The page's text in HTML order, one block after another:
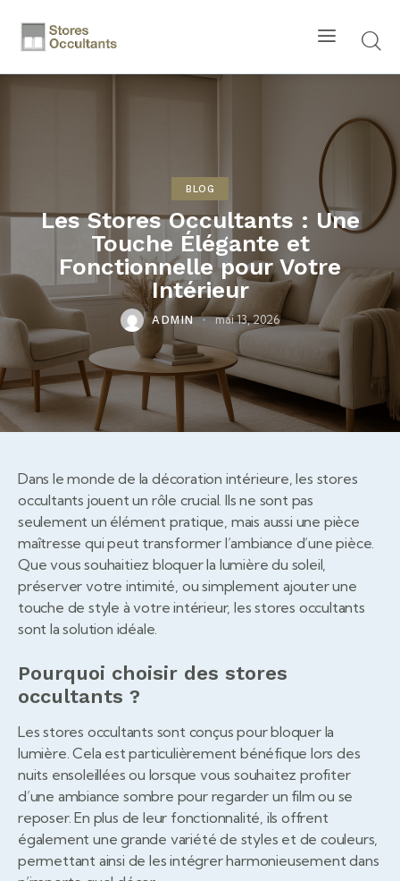
BLOG
Les Stores Occultants : Une
Touche Élégante et
Fonctionnelle pour Votre
Intérieur
ADMIN mai 13, 2026
Dans le monde de la décoration intérieure, les stores
occultants jouent un rôle crucial. Ils ne sont pas
seulement un élément pratique, mais aussi une pièce
maîtresse qui peut transformer l’ambiance d’une pièce.
Que vous souhaitiez bloquer la lumière du soleil,
préserver votre intimité, ou simplement ajouter une
touche de style à votre intérieur, les stores occultants
sont la solution idéale.
Pourquoi choisir des stores
occultants ?
Les stores occultants sont conçus pour bloquer la
lumière. Cela est particulièrement bénéfique lors des
nuits ensoleillées ou lorsque vous souhaitez profiter
d’une ambiance sombre pour regarder un film ou se
reposer. En plus de leur fonctionnalité, ils offrent
également une grande variété de styles et de couleurs,
permettant ainsi de les intégrer harmonieusement dans